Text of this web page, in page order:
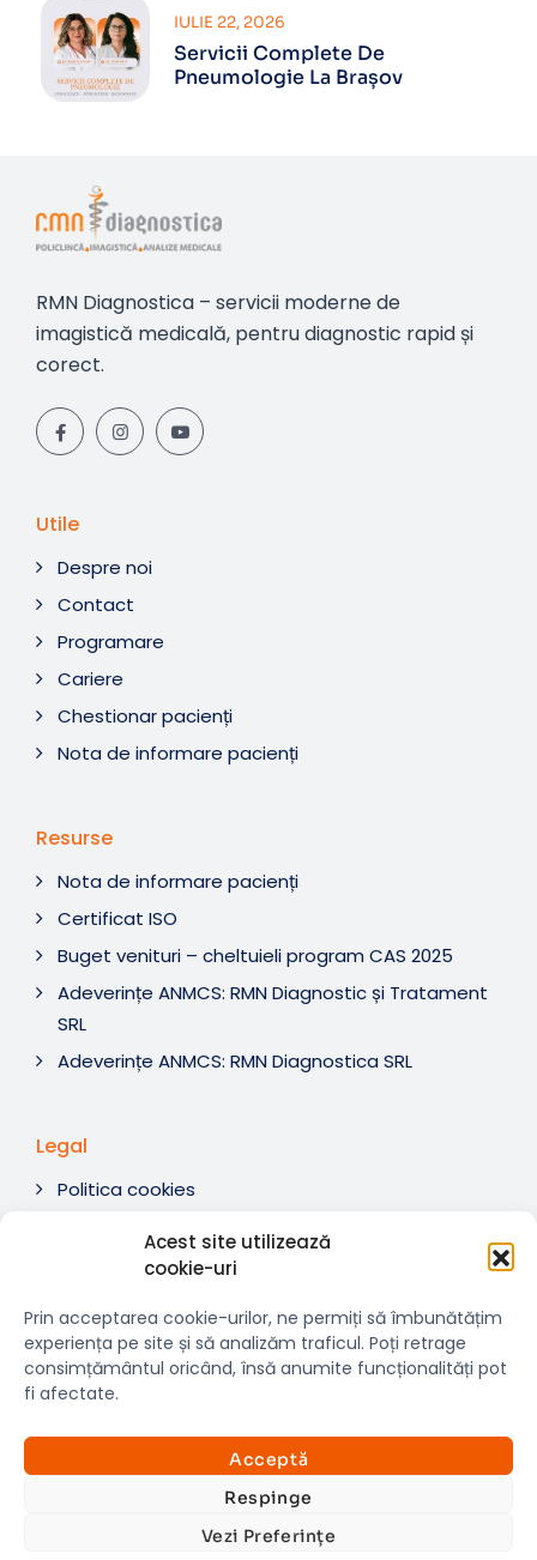
Acest site utilizează
cookie-uri
Prin acceptarea cookie-urilor, ne permiți să îmbunătățim
experiența pe site și să analizăm traficul. Poți retrage
consimțământul oricând, însă anumite funcționalități pot
fi afectate.
Acceptă
Respinge
Vezi Preferințe
Servicii Complete De
Pneumologie La Brașov
IULIE 22, 2026
RMN Diagnostica – servicii moderne de
imagistică medicală, pentru diagnostic rapid și
corect.
Utile
Despre noi
Contact
Programare
Cariere
Chestionar pacienți
Nota de informare pacienți
Resurse
Nota de informare pacienți
Certificat ISO
Buget venituri – cheltuieli program CAS 2025
Adeverințe ANMCS: RMN Diagnostic și Tratament
SRL
Adeverințe ANMCS: RMN Diagnostica SRL
Legal
Politica cookies
Soluționare litigii
×
Consultații si investigații
Află detalii